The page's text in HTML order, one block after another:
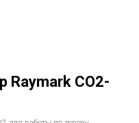
Raymark CO2-